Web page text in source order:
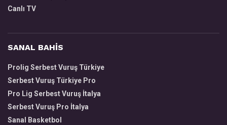
Canlı TV
SANAL BAHİS
Prolig Serbest Vuruş Türkiye
Serbest Vuruş Türkiye Pro
Pro Lig Serbest Vuruş İtalya
Serbest Vuruş Pro İtalya
Sanal Basketbol